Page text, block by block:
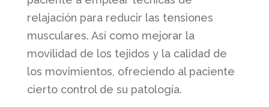
relajación para reducir las tensiones
musculares. Así como mejorar la
movilidad de los tejidos y la calidad de
los movimientos, ofreciendo al paciente
cierto control de su patología.